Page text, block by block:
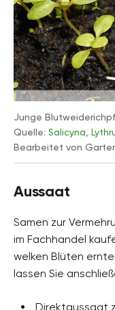
Junge
Quelle: Salicyna
Bearbeitet von
Aussaat
Samen zur
im Fachhandel
welken Blüten
lassen Sie
Direktaussaat